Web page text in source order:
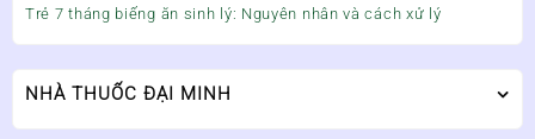
Trẻ 7 tháng biếng ăn sinh lý: Nguyên nhân và cách xử lý
NHÀ THUỐC ĐẠI MINH